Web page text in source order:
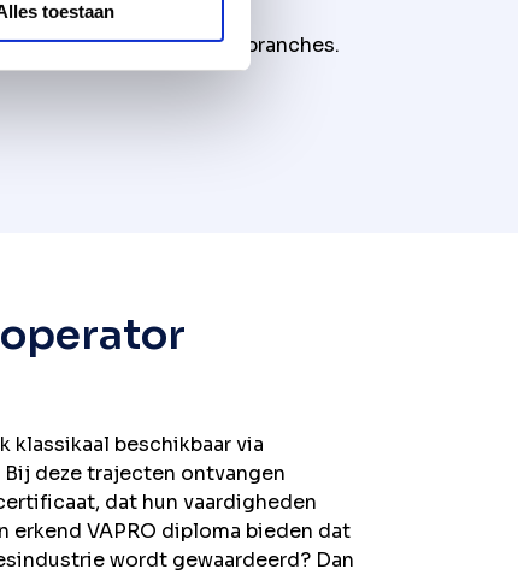
toestaan
binnen deze branches.
klassikaal beschikbaar via
deze trajecten ontvangen
dat hun vaardigheden
erkend VAPRO diploma bieden dat
wordt gewaardeerd? Dan